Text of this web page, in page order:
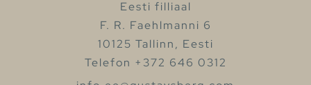
Eesti filliaal
F. R. Faehlmanni 6
10125 Tallinn, Eesti
Telefon +372 646 0312